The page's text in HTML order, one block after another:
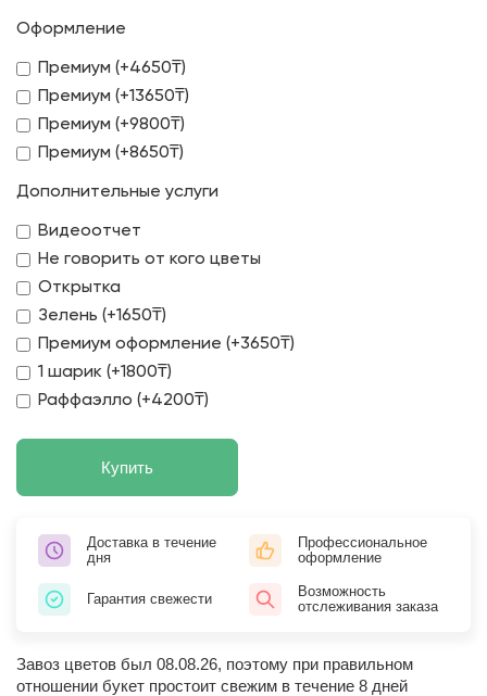
Оформление
Премиум (+4650₸)
Премиум (+13650₸)
Премиум (+9800₸)
Премиум (+8650₸)
Дополнительные услуги
Видеоотчет
Не говорить от кого цветы
Открытка
Зелень (+1650₸)
Премиум оформление (+3650₸)
1 шарик (+1800₸)
Раффаэлло (+4200₸)
Купить
Доставка в течение
дня
Профессиональное
оформление
Гарантия свежести
Возможность
отслеживания заказа
Завоз цветов был 08.08.26, поэтому при правильном
отношении букет простоит свежим в течение 8 дней